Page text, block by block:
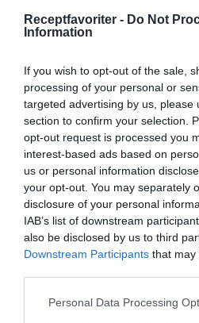
Receptfavoriter - Do Not
Information
If you wish to opt-out of the sale,
processing of your personal or
targeted advertising by us, please
section to confirm your selection.
opt-out request is processed you
interest-based ads based on
us or personal information
your opt-out. You may separately
disclosure of your personal
IAB’s list of downstream
also be disclosed by us to third
Downstream Participants that may
Personal Data Processing
Författare:
Mattsson
Jag är matskribent samt
med en fil. kand i
Måltidsvetenskap från
restauranghögskolan i
delar jag med mig av
smaker - noviser som
har jag provlagat, skrivit och
kunna laga dem med bästa
om mig
Tillbehör och